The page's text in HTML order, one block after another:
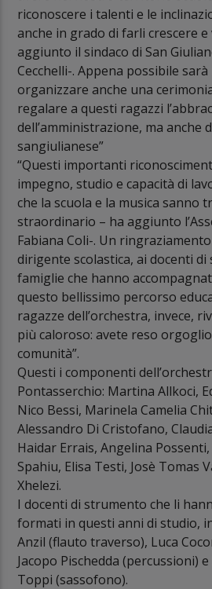
riconoscere i talenti e le
anche in grado di farli crescere
aggiunto il sindaco di San
Cecchelli-. Appena possibile
organizzare anche una
regalare a questi ragazzi
dell’amministrazione, ma anche
sangiulianese”
“Questi importanti
impegno, studio e capacità di
che la scuola e la musica sanno
straordinario – ha aggiunto
Fabiana Coli-. Un
dirigente scolastica, ai docenti
famiglie che hanno
questo bellissimo percorso
ragazze dell’orchestra, invece,
più caloroso: avete reso
comunità”.
Questi i componenti
Pontasserchio: Martina Allkoci,
Nico Bessi, Marinela Camelia
Alessandro Di Cristofano,
Haidar Errais, Angelina
Spahiu, Elisa Testi, Josè Tomas
Xhelezi.
I docenti di strumento che li
formati in questi anni di studio,
Anzil (flauto traverso), Luca
Jacopo Pischedda (percussioni)
Toppi (sassofono).